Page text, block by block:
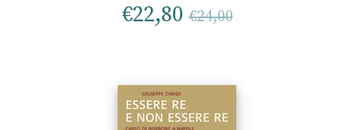
€22,80 €24,00